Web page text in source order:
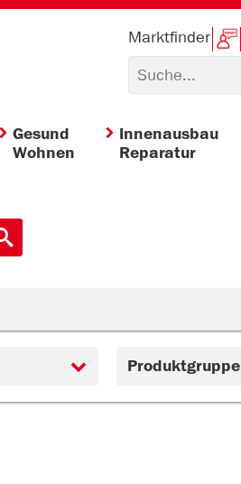
Marktfinder
Gesund
Wohnen
Innenausbau
Reparatur
Produktgruppe